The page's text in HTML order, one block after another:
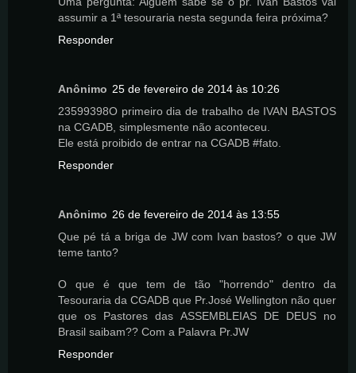
assumir a 1ª tesouraria nesta segunda feira próxima?
Responder
Anônimo 25 de fevereiro de 2014 às 10:26
23599398O primeiro dia de trabalho de IVAN BASTOS
na CGADB, simplesmente não aconteceu.
Ele está proibido de entrar na CGADB #fato.
Responder
Anônimo 26 de fevereiro de 2014 às 13:55
Que pé tá a briga de JW com Ivan bastos? o que JW
teme tanto?
O que é que tem de tão "horrendo" dentro da
Tesouraria da CGADB que Pr.José Wellington não quer
que os Pastores das ASSEMBLEIAS DE DEUS no
Brasil saibam?? Com a Palavra Pr.JW
Responder